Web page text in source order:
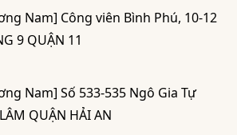
Nam] Công viên Bình Phú, 10-12
9 QUẬN 11
Nam] Số 533-535 Ngô Gia Tự
QUẬN HẢI AN